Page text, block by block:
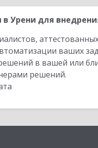
Урени для
ваших
в вашей или
решений.